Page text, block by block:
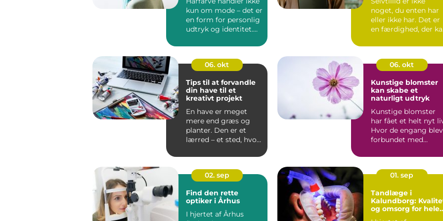
kun om mode – det er
en form for personlig
udtryk og identitet.
noget, du enten har
eller ikke har. Det er
en færdighed, der
06. okt
Tips til at forvandle
din have til et
kreativt projekt
En have er meget
mere end græs og
planter. Den er et
lærred – et sted, hvor
06. okt
Kunstige blomster
kan skabe et
naturligt udtryk
Kunstige blomster
har fået et helt nyt
Hvor de engang blev
forbundet med
02. sep
Find den rette
optiker i Århus
I hjertet af Århus
01. sep
Tandlæge i
Kalundborg:
og omsorg for hele